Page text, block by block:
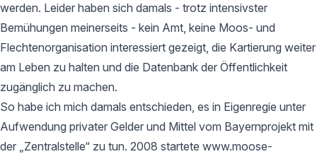
werden. Leider haben sich damals - trotz intensivster
Bemühungen meinerseits - kein Amt, keine Moos- und
Flechtenorganisation interessiert gezeigt, die Kartierung weiter
am Leben zu halten und die Datenbank der Öffentlichkeit
zugänglich zu machen.
So habe ich mich damals entschieden, es in Eigenregie unter
Aufwendung privater Gelder und Mittel vom Bayernprojekt mit
der „Zentralstelle“ zu tun. 2008 startete www.moose-